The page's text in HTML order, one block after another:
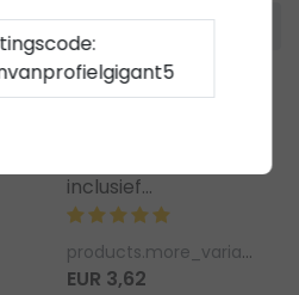
Sale
inclusief
klikafdekking 15 x
6mm - 301WIT
products.more_variants_available
EUR 3,62